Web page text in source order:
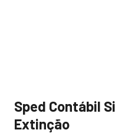
Sped Contábil
Extinção